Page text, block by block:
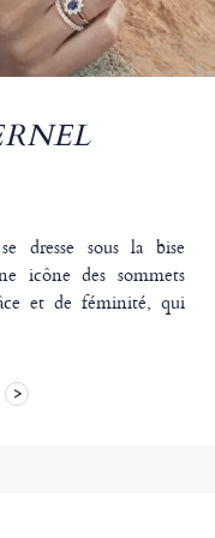
dresse sous la bise
icône des sommets
et de féminité, qui